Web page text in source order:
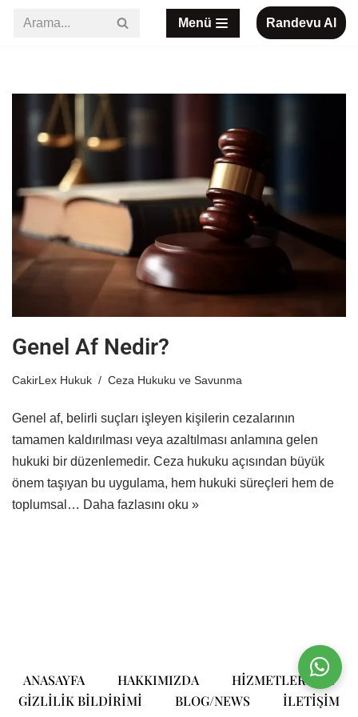
Menü Randevu Al
Genel Af Nedir?
CakirLex Hukuk Ceza Hukuku ve Savunma
Genel af, belirli suçları işleyen kişilerin cezalarının
tamamen kaldırılması veya azaltılması anlamına gelen
hukuki bir düzenlemedir. Ceza hukuku açısından büyük
önem taşıyan bu uygulama, hem hukuki süreçleri hem de
toplumsal… Daha fazlasını oku »
ANASAYFA HAKKIMIZDA
HIZMETLERIMIZ
GIZLILIK BILDIRIMI
BLOG/NEWS ILETIŞIM